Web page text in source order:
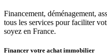
Financement, déménagement,
tous les services pour faciliter
soyez en France.
Financer votre achat immobilier